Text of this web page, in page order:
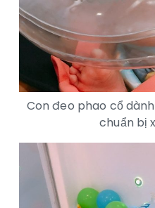
Con đeo phao cổ
chuẩn bị